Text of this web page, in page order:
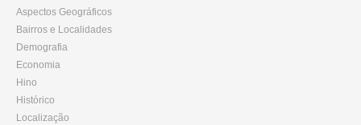
Aspectos Geográficos
Bairros e Localidades
Demografia
Economia
Hino
Histórico
Localização